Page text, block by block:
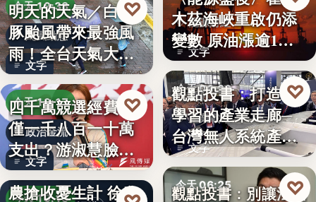
今天 19:38
颱風動態
文字
明天的天氣／白海
豚颱風帶來最強風
雨！全台天氣大轉
變「豪雨…
♡
今天 19:17
政治金流
文字
四千萬競選經費，
僅一千八百一十萬
支出？游淑慧臉書
追問鄭：…
♡
今天 19:15
颱風來襲 五峰鄉果
農搶收憂生計 徐欣
能源財經
文字
木茲海峽重啟仍添
變數 原油漲逾1%
但周…
今天 06:30
產業戰略
文字
觀點投書：打造會
學習的產業走廊─
台灣無人系統產業
需要的是…
♡
今天 06:25
觀點投書：別讓法治
♡